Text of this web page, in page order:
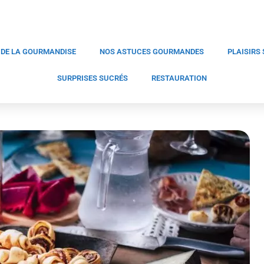
LA GOURMANDISE NOS ASTUCES GOURMANDES PLAISIRS
SURPRISES SUCRÉS RESTAURATION